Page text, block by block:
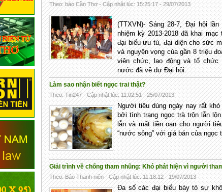
Theo: báo Cần Thơ - Cập nhật lúc: 15:25:17 - 29/07/2013
(TTXVN)- Sáng 28-7, Đại hội
nhiệm kỳ 2013-2018 đã khai
đại biểu ưu tú, đại diện cho sức
và nguyện vọng của gần 8 triệu
viên chức, lao động và tổ chức
nước đã về dự Đại hội.
Làm sao nhận biết ngọc trai thật?
Theo: Tin247 - Cập nhật lúc: 11:02:51 - 25/07/2013
Người tiêu dùng ngày nay rất
bởi tình trạng ngọc trà trộn lẫn
lẫn và mất tiền oan cho người
“nước sông” với giá bán của ngọc
Giải trình về chống tham nhũng: Khó phát hiện vì người
Theo: Báo Thanh niên - Cập nhật lúc: 11:18:12 - 19/07/2013
Đa số các đại biểu bày tỏ sự